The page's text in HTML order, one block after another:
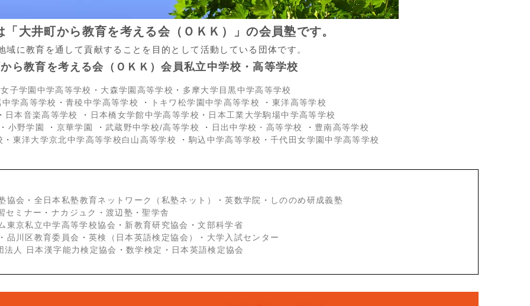
「大井町から教育を考える会（ＯＫＫ）」の会員塾です。
域に教育を通して貢献することを目的として活動している団体です。
ら教育を考える会（ＯＫＫ）会員私立中学校・高等学校
子学園中学高等学校 ・ 大森学園高等学校 ・ 多摩大学目黒中学高等学校
学高等学校 ・青稜中学高等学校 ・ トキワ松学園中学高等学校 ・ 東洋高等学校
日本音楽高等学校 ・ 日本橋女学館中学高等学校 ・ 日本工業大学駒場中学高等学校
小野学園 ・ 京華学園 ・ 武蔵野中学校/高等学校 ・ 日出中学校 ・高等学校 ・ 豊南高等学校
・ 東洋大学京北中学高等学校白山高等学校 ・ 駒込中学高等学校 ・千代田女学園中学高等学校
協会 ・ 全日本私塾教育ネットワーク（私塾ネット） ・英数学院 ・
しののめ研成義塾
セミナー ・ ナカジュク ・ 渡辺塾 ・聖学舎
東京私立中学高等学校協会 ・ 新教育研究協会 ・文部科学省
品川区教育委員会 ・ 英検（日本英語検定協会） ・ 大学入試センター
法人 日本漢字能力検定協会 ・数学検定 ・ 日本英語検定協会